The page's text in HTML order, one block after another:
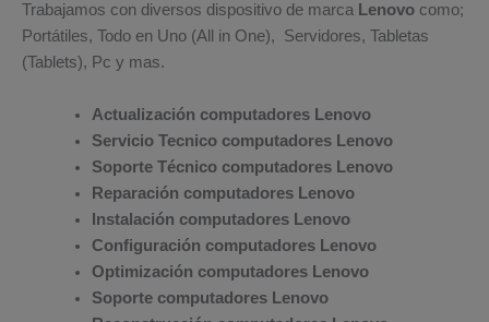
Trabajamos con diversos dispositivo de marca Lenovo como;
Portátiles, Todo en Uno (All in One), Servidores, Tabletas
(Tablets), Pc y mas.
Actualización computadores Lenovo
Servicio Tecnico computadores Lenovo
Soporte Técnico computadores Lenovo
Reparación computadores Lenovo
Instalación computadores Lenovo
Configuración computadores Lenovo
Optimización computadores Lenovo
Soporte computadores Lenovo